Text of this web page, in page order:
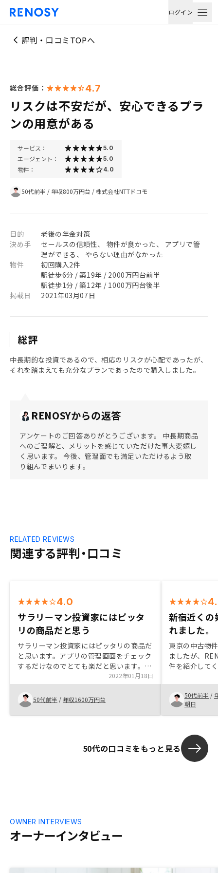
ログイン
評判・口コミTOPへ
総合評価： 4.7
リスクは不安だが、安心できるプラ
ンの用意がある
サービス： 5.0
エージェント： 5.0
物件： 4.0
50代前半 / 年収800万円台 /株式会社NTTドコモ
目的
老後の年金対策
決め手
セールスの信頼性、 物件が良かった、 アプリで管
理ができる、 やらない理由がなかった
物件
初回購入2件
駅徒歩6分 / 築19年 / 2000万円台前半
駅徒歩1分 / 築12年 / 1000万円台後半
掲載日
2021年03月07日
総評
中長期的な投資であるので、相応のリスクが心配であったが、
それを踏まえても充分なプランであったので購入しました。
RENOSYからの返答
アンケートのご回答ありがとうございます。 中長期商品
へのご理解と、メリットを感じていただけた事大変嬉し
く思います。 今後、管理面でも満足いただけるよう取
り組んでまいります。
関連する評判・口コミ
RELATED REVIEWS
4.0
サラリーマン投資家にはピッタ
リの商品だと思う
サラリーマン投資家にはピッタリの商品だ
と思います。アプリの管理画面をチェック
するだけなのでとても楽だと思います。物
件も豊富で気に入ったものがないとさまざ
まなエリアから提案してくれます。複数個
のマンションを所有するかたに最適だと感
じました。とくになし。
2022年01月18日
50代前半 / 年収1600万円台
新宿近くの
れました。
東京の中古物
ましたが、
件を紹介して
無事成約でき
がよかったで
50代前半 /
朝日
50代の口コミをもっと見る
オーナーインタビュー
OWNER INTERVIEWS